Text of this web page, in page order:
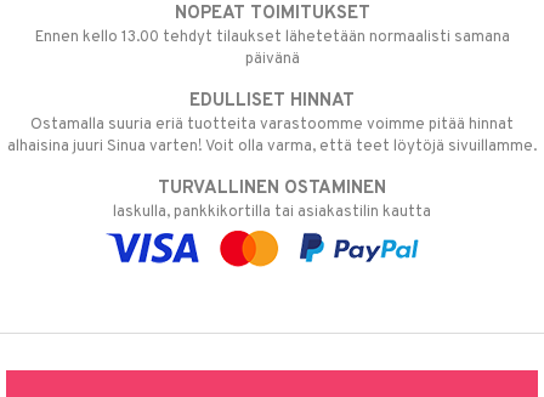
NOPEAT TOIMITUKSET
Ennen kello 13.00 tehdyt tilaukset lähetetään normaalisti samana
päivänä
EDULLISET HINNAT
Ostamalla suuria eriä tuotteita varastoomme voimme pitää hinnat
alhaisina juuri Sinua varten! Voit olla varma, että teet löytöjä sivuillamme.
TURVALLINEN OSTAMINEN
laskulla, pankkikortilla tai asiakastilin kautta